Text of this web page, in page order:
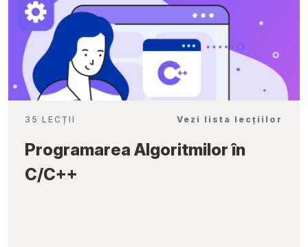
35 LECȚII Vezi lista lecțiilor
Programarea Algoritmilor în
C/C++